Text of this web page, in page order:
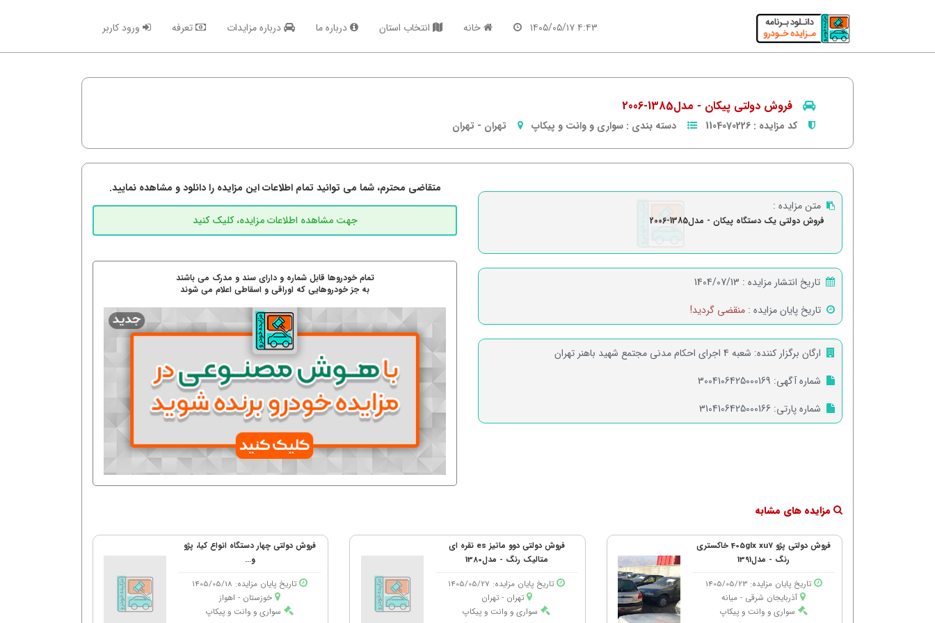
۴:۴۳ ۱۴۰۵/۰۵/۱۷ خانه انتخاب استان درباره ما درباره مزایدات تعرفه ورود کاربر
فروش دولتی پیکان - مدل1385-2006
کد مزایده : 1104070226 دسته بندی : سواری و وانت و پیکاپ تهران - تهران
متن مزایده :
فروش دولتی یک دستگاه پیکان - مدل1385-2006
تاریخ انتشار مزایده : 1404/07/13
تاریخ پایان مزایده : منقضی گردید!
ارگان برگزار کننده: شعبه 4 اجرای احکام مدنی مجتمع شهید باهنر تهران
شماره آگهی: 3004106425000169
شماره پارتی: 3104106425000166
متقاضی محترم، شما می توانید تمام اطلاعات این مزایده را دانلود و مشاهده نمایید.
تمام خودروها قابل شماره و دارای سند و مدرک می باشند
به جز خودروهایی که اوراقی و اسقاطی اعلام می شوند
مزایده های مشابه
فروش دولتی پژو 405glx xu7 خاکستری
رنگ - مدل1391
تاریخ پایان مزایده: 1405/05/23
آذربایجان شرقی - میانه
سواری و وانت و پیکاپ
فروش دولتی دوو ماتیز es نقره ای
متالیک رنگ - مدل1380
تاریخ پایان مزایده: 1405/05/27
تهران - تهران
سواری و وانت و پیکاپ
فروش دولتی چهار دستگاه انواع کیا، پژو
و...
تاریخ پایان مزایده: 1405/05/18
خوزستان - اهواز
سواری و وانت و پیکاپ